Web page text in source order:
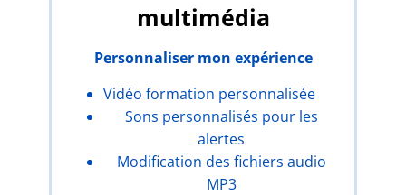
multimédia
Personnaliser mon expérience
Vidéo formation personnalisée
Sons personnalisés pour les
alertes
Modification des fichiers audio
MP3